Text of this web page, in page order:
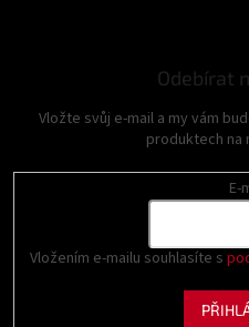
Odebírat
Vložte svůj e-mail a my vám
produktech na
E-
Vložením e-mailu souhlasíte s